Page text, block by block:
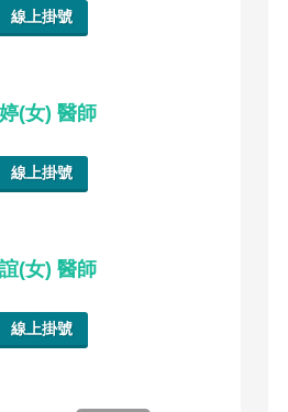
線上掛號
(女) 醫師
線上掛號
(女) 醫師
線上掛號